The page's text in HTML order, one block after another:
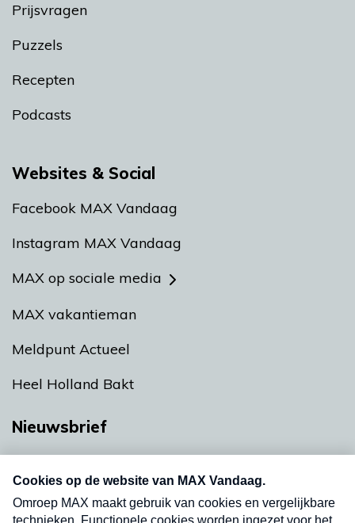
Prijsvragen
Puzzels
Recepten
Podcasts
Websites & Social
Facebook MAX Vandaag
Instagram MAX Vandaag
MAX op sociale media
MAX vakantieman
Meldpunt Actueel
Heel Holland Bakt
Nieuwsbrief
nieuwsbrief. Elke vrijdag- en dinsdagochtend in
uw mailbox.